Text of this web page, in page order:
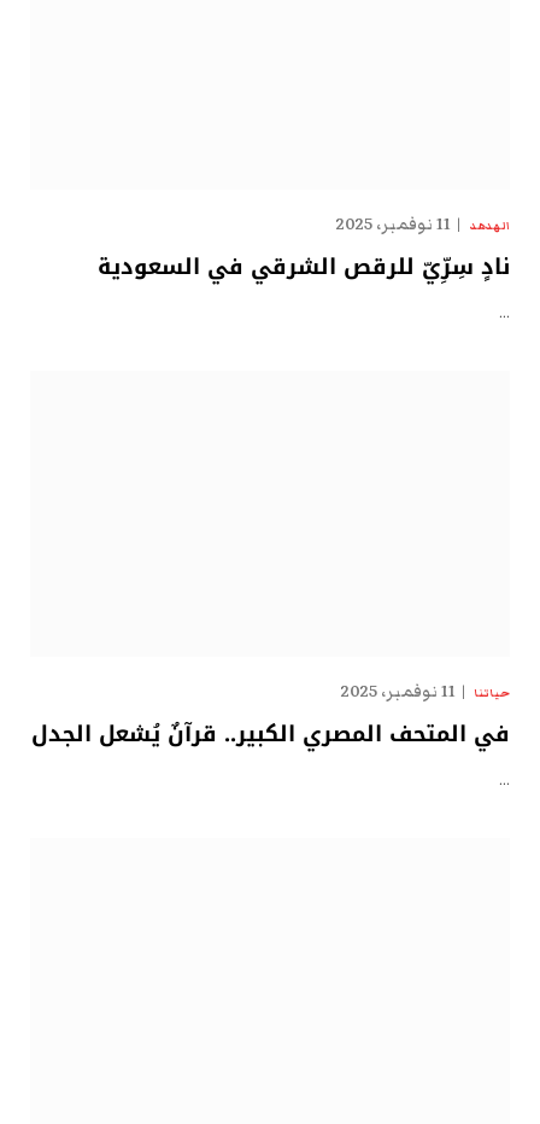
الهدهد 11 نوفمبر، 2025
نادٍ سِرِّيّ للرقص الشرقي في السعودية
…
حياتنا 11 نوفمبر، 2025
في المتحف المصري الكبير.. قرآنٌ يُشعل الجدل
…